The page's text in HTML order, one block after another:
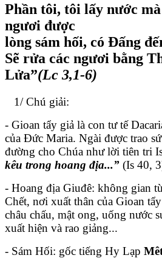
Phần tôi, tôi lấy nước
ngươi được
lòng sám hối, có Đấng
Sẽ rửa các ngươi bằng
Lửa”(Lc 3,1-6)
1/ Chú giải:
- Gioan tẩy giả là con tư tế
của Đức Maria. Ngài được trao
đường cho Chúa như lời tiên tri
kêu trong hoang địa...” (Is 40,
- Hoang địa Giuđê: không gian
Chết, nơi xuất thân của Gioan
châu chấu, mật ong, uống nước
xuất hiện và rao giảng...
- Sám Hối: gốc tiếng Hy Lạp